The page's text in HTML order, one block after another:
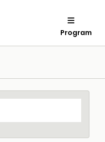
Program